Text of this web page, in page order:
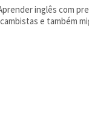
e também